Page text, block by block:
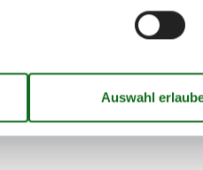
Warmes Wasser
Wohnzimmer